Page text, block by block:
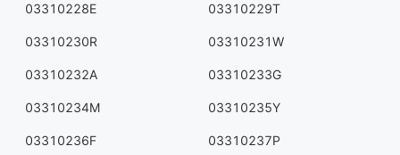
03310228E 03310229T
03310230R 03310231W
03310232A 03310233G
03310234M 03310235Y
03310236F 03310237P